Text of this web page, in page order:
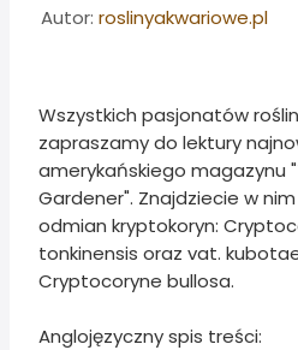
Informacje o artykule
Autor: roslinyakwariowe.pl
Wszystkich pasjonatów
zapraszamy do lektury
amerykańskiego magazynu
Gardener". Znajdziecie w
odmian kryptokoryn:
tonkinensis oraz vat.
Cryptocoryne bullosa.
Anglojęzyczny spis treści: